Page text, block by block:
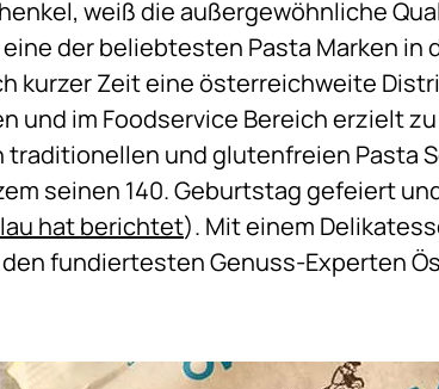
weiß die außergewöhnliche
der beliebtesten Pasta Marken in
kurzer Zeit eine österreichweite
im Foodservice Bereich erzielt zu
und glutenfreien Pasta
seinen 140. Geburtstag gefeiert
hat berichtet). Mit einem
fundiertesten Genuss-Experten